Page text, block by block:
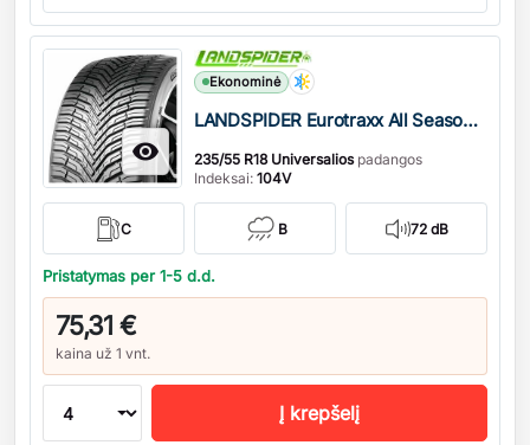

Ekonominė
LANDSPIDER Eurotraxx All Season M+S
235/55 R18 Universaliospadangos
Indeksai: 104V
C B 72 dB
Pristatymas per 1-5 d.d.
75,31 €
kaina už 1 vnt.
Kiekis
Į krepšelį